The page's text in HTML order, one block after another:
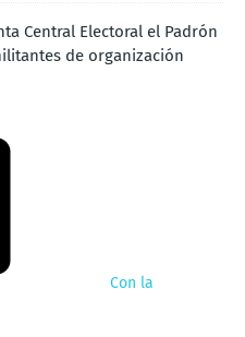
Central Electoral el Padrón
de organización
Con la